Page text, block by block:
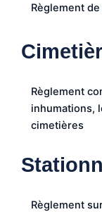
Règlement
Règlement
inhumations,
cimetières
Règlement